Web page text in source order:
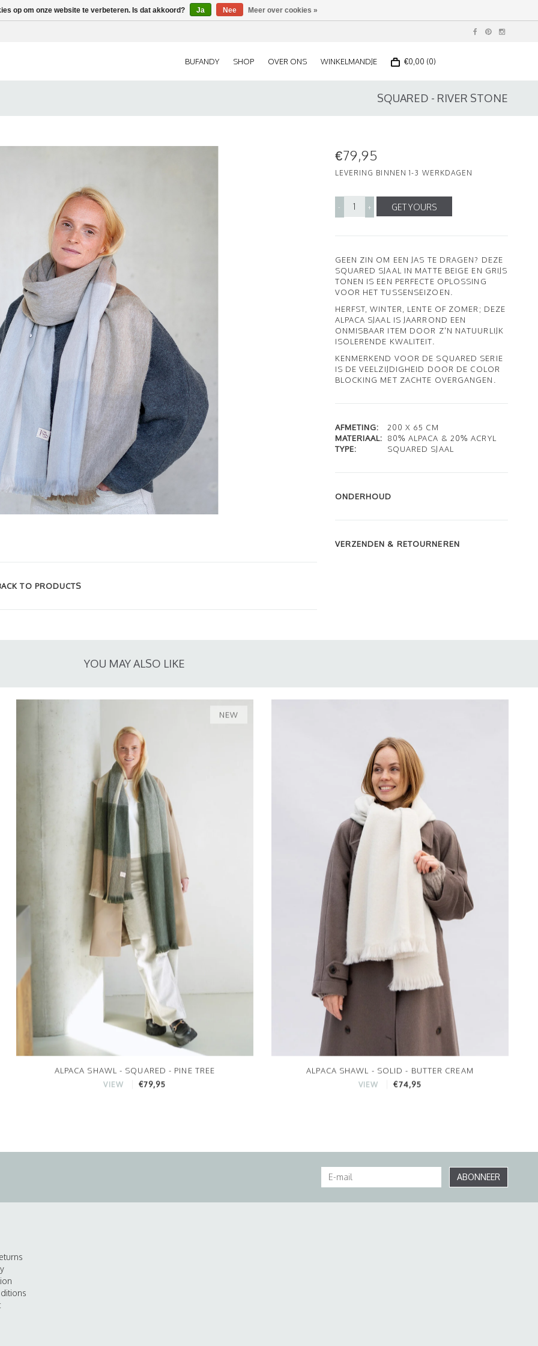
BUFANDY SHOP OVER ONS WINKELMANDJE €0,00 (0)
SQUARED - RIVER STONE
TO PRODUCTS
€79,95
LEVERING BINNEN 1-3 WERKDAGEN
- + GET YOURS
GEEN ZIN OM EEN JAS TE DRAGEN? DEZE
SQUARED SJAAL IN MATTE BEIGE EN GRIJS
TONEN IS EEN PERFECTE OPLOSSING
VOOR HET TUSSENSEIZOEN.
HERFST, WINTER, LENTE OF ZOMER; DEZE
ALPACA SJAAL IS JAARROND EEN
ONMISBAAR ITEM DOOR Z'N NATUURLIJK
ISOLERENDE KWALITEIT.
KENMERKEND VOOR DE SQUARED SERIE
IS DE VEELZIJDIGHEID DOOR DE COLOR
BLOCKING MET ZACHTE OVERGANGEN.
AFMETING:
200 X 65 CM
MATERIAAL:
80% ALPACA & 20% ACRYL
TYPE:
SQUARED SJAAL
ONDERHOUD
VERZENDEN & RETOURNEREN
YOU MAY ALSO LIKE
NEW
ALPACA SHAWL - SQUARED - PINE TREE
VIEW €79,95
ALPACA SHAWL - SOLID - BUTTER CREAM
VIEW €74,95
ABONNEER
op om onze website te verbeteren. Is dat akkoord? Ja Nee Meer over cookies »